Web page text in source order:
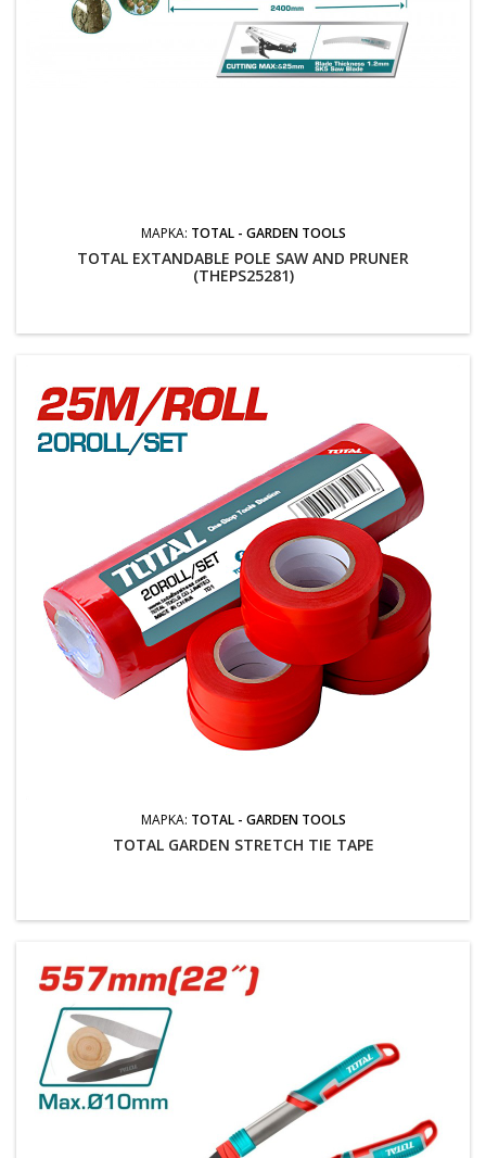
ΜΆΡΚΑ: TOTAL - GARDEN TOOLS
TOTAL EXTANDABLE POLE SAW AND PRUNER
(THEPS25281)
ΜΆΡΚΑ: TOTAL - GARDEN TOOLS
TOTAL GARDEN STRETCH TIE TAPE